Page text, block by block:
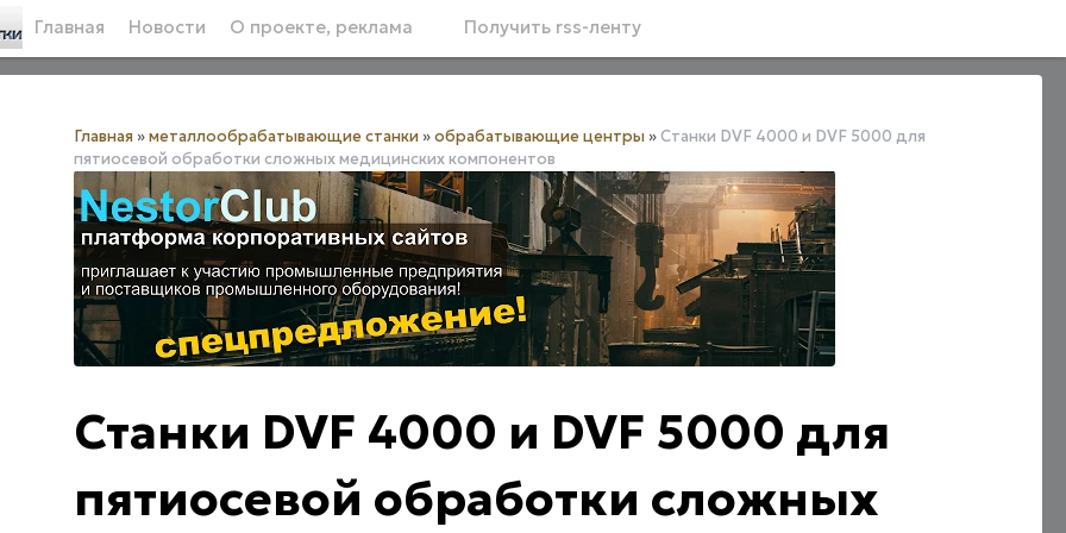
Главная Новости О проекте, реклама Получить rss-ленту
Главная »металлообрабатывающие станки »обрабатывающие центры »Станки DVF 4000 и DVF 5000 для
пятиосевой обработки сложных медицинских компонентов
Станки DVF 4000 и DVF 5000 для
пятиосевой обработки сложных